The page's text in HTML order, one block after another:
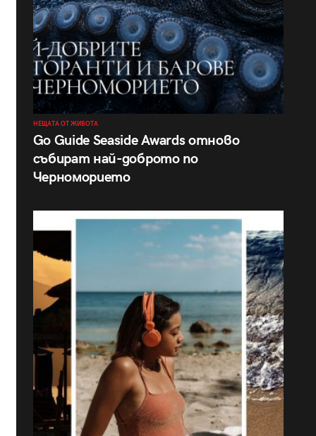
НЕЩАТА ОТ ЖИВОТА
Go Guide Seaside Awards отново
събират най-доброто по
Черноморието